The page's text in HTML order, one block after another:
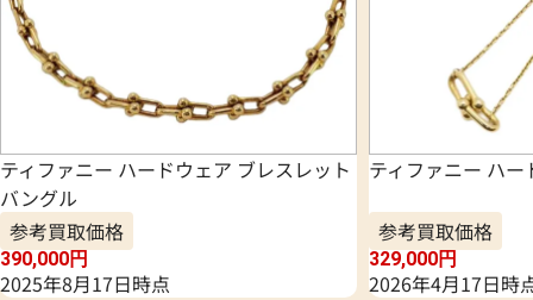
ティファニー ハードウェア ブレスレット
バングル
参考買取価格
390,000円
2025年8月17日時点
ティファニー ハ
参考買取価格
329,000円
2026年4月17日時